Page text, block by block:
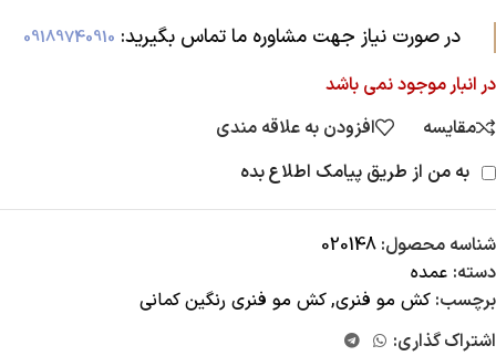
در صورت نیاز جهت مشاوره ما تماس بگیرید:‌ 09189740910
در انبار موجود نمی باشد
مقایسه
افزودن به علاقه مندی
به من از طریق پیامک اطلاع بده
شناسه محصول: 020148
دسته: عمده
برچسب: کش مو فنری,کش مو فنری رنگین کمانی
اشتراک گذاری: